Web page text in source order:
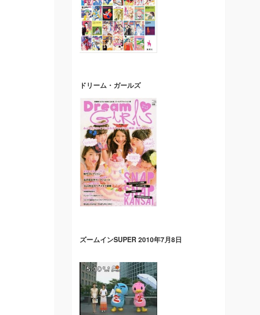
ドリーム・ガールズ
ズームインSUPER 2010年7月8日